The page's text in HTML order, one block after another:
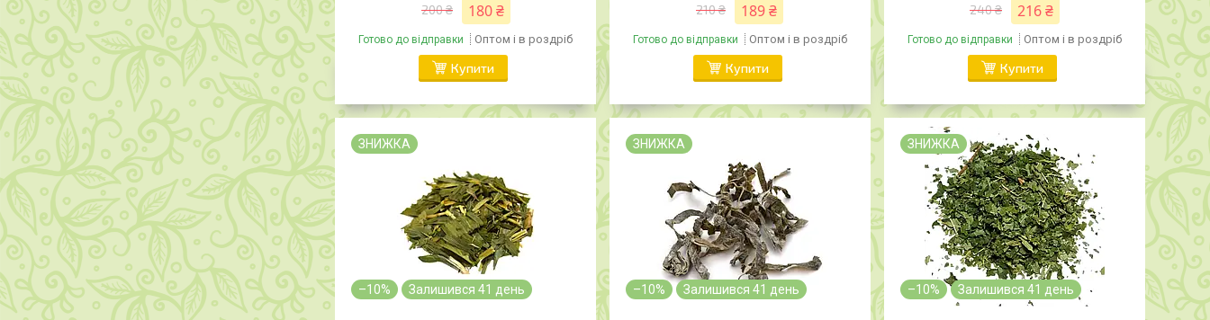
200 ₴ 180 ₴
Готово до відправки Оптом і в роздріб
Купити
210 ₴ 189 ₴
Готово до відправки Оптом і в роздріб
Купити
240 ₴ 216 ₴
Готово до відправки Оптом і в роздріб
Купити
ЗНИЖКА
–10% Залишився 41 день
ЗНИЖКА
–10% Залишився 41 день
ЗНИЖКА
–10% Залишився 41 день